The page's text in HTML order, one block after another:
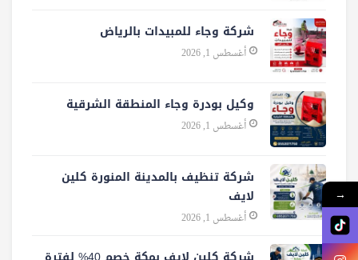
شركة وجاء للمبيدات بالرياض
أغسطس 1, 2026
وكيل بودرة وجاء المنطقة الشرقية
أغسطس 1, 2026
شركة تنظيف بالمدينة المنورة كلين
لايف
أغسطس 1, 2026
→